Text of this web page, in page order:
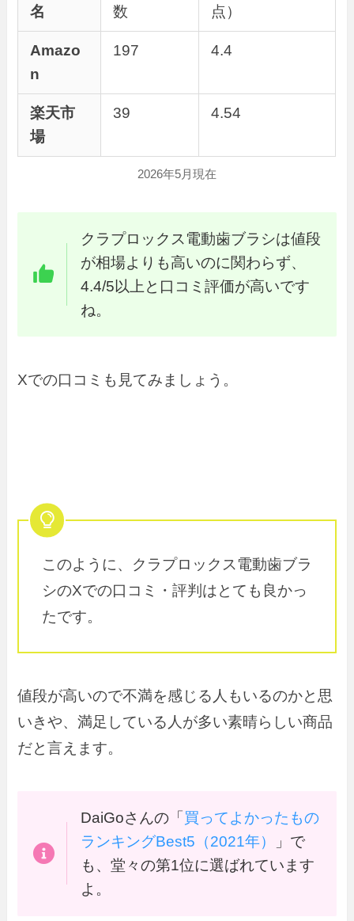
名 数 点）
Amazo
n
197 4.4
楽天市
場
39 4.54
2026年5月現在
クラプロックス電動歯ブラシは値段
が相場よりも高いのに関わらず、
4.4/5以上と口コミ評価が高いです
ね。
Xでの口コミも見てみましょう。
このように、クラプロックス電動歯ブラ
シのXでの口コミ・評判はとても良かっ
たです。
値段が高いので不満を感じる人もいるのかと思
いきや、満足している人が多い素晴らしい商品
だと言えます。
DaiGoさんの「買ってよかったもの
ランキングBest5（2021年）
」で
も、堂々の第1位に選ばれています
よ。